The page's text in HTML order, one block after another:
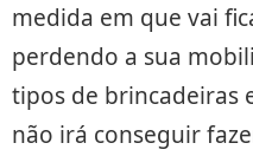
medida em que vai
perdendo a sua
tipos de brincadeiras
não irá conseguir